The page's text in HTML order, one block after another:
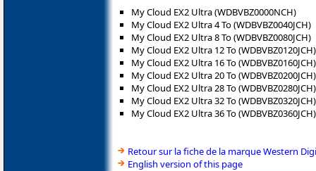
My Cloud EX2 Ultra (WDBVBZ0000NCH)
My Cloud EX2 Ultra 4 To (WDBVBZ0040JCH)
My Cloud EX2 Ultra 8 To (WDBVBZ0080JCH)
My Cloud EX2 Ultra 12 To (WDBVBZ0120JCH)
My Cloud EX2 Ultra 16 To (WDBVBZ0160JCH)
My Cloud EX2 Ultra 20 To (WDBVBZ0200JCH)
My Cloud EX2 Ultra 28 To (WDBVBZ0280JCH)
My Cloud EX2 Ultra 32 To (WDBVBZ0320JCH)
My Cloud EX2 Ultra 36 To (WDBVBZ0360JCH)
Retour sur la fiche de la marque Western
English version of this page